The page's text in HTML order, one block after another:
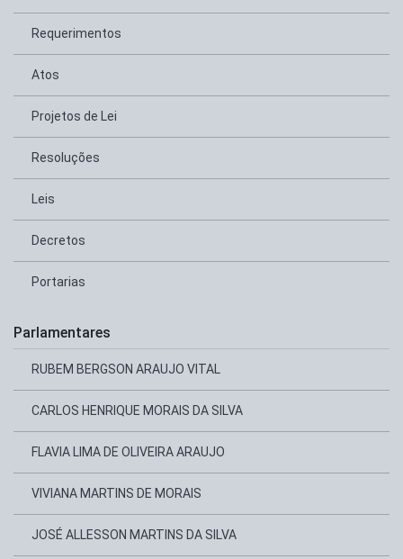
Requerimentos
Atos
Projetos de Lei
Resoluções
Leis
Decretos
Portarias
Parlamentares
RUBEM BERGSON ARAUJO VITAL
CARLOS HENRIQUE MORAIS DA SILVA
FLAVIA LIMA DE OLIVEIRA ARAUJO
VIVIANA MARTINS DE MORAIS
JOSÉ ALLESSON MARTINS DA SILVA